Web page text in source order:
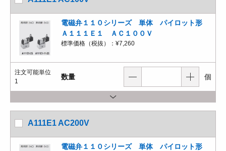
電磁弁１１０シリーズ 単体 パイロット形
Ａ１１１Ｅ１ ＡＣ１００Ｖ
標準価格（税抜）： ¥7,260
注文可能単位
1
数量 個
A111E1 AC200V
電磁弁１１０シリーズ 単体 パイロット形